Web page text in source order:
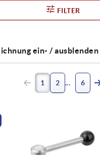
FILTER
ein- / ausblenden
1 2 6